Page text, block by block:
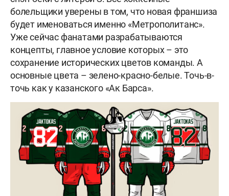
болельщики уверены в том, что новая франшиза
будет именоваться именно «Метрополитанс».
Уже сейчас фанатами разрабатываются
концепты, главное условие которых – это
сохранение исторических цветов команды. А
основные цвета – зелено-красно-белые. Точь-в-
точь как у казанского «Ак Барса».